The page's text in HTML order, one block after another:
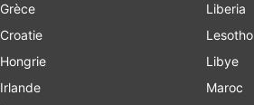
Grèce
Croatie
Hongrie
Irlande
Liberia
Lesotho
Libye
Maroc